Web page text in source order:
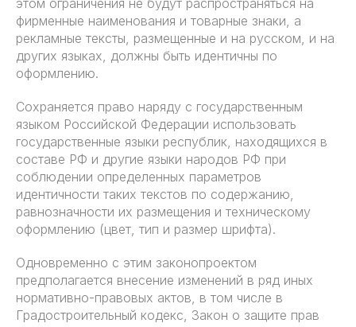
фирменные наименования и товарные знаки, а
рекламные тексты, размещенные и на русском, и на
других языках, должны быть идентичны по
оформлению.
Сохраняется право наряду с государственным
языком Российской Федерации использовать
государственные языки республик, находящихся в
составе РФ и другие языки народов РФ при
соблюдении определенных параметров
идентичности таких текстов по содержанию,
равнозначности их размещения и техническому
оформлению (цвет, тип и размер шрифта).
Одновременно с этим законопроектом
предполагается внесение изменений в ряд иных
нормативно-правовых актов, в том числе в
Градостроительный кодекс, Закон о защите прав